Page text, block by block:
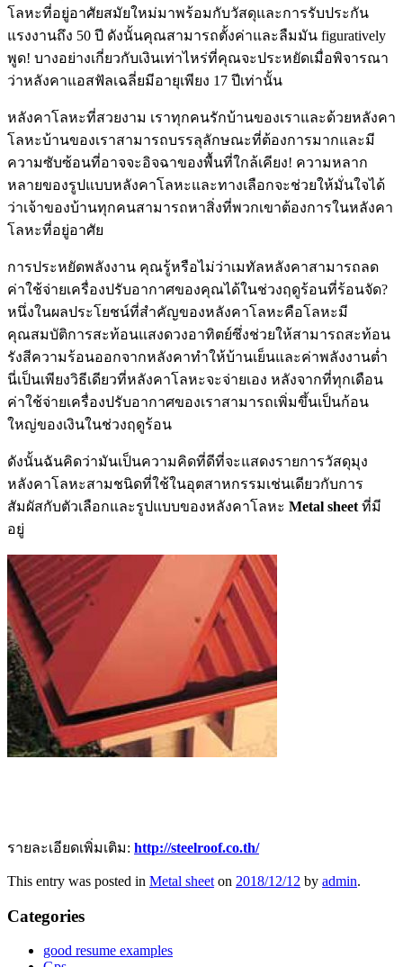
โลหะที่อยู่อาศัยสมัยใหม่มาพร้อมกับวัสดุและการรับประกัน
แรงงานถึง 50 ปี ดังนั้นคุณสามารถตั้งค่าและลืมมัน figuratively
พูด! บางอย่างเกี่ยวกับเงินเท่าไหร่ที่คุณจะประหยัดเมื่อพิจารณา
ว่าหลังคาแอสฟัลเฉลี่ยมีอายุเพียง 17 ปีเท่านั้น
หลังคาโลหะที่สวยงาม เราทุกคนรักบ้านของเราและด้วยหลังคา
โลหะบ้านของเราสามารถบรรลุลักษณะที่ต้องการมากและมี
ความซับซ้อนที่อาจจะอิจฉาของพื้นที่ใกล้เคียง! ความหลาก
หลายของรูปแบบหลังคาโลหะและทางเลือกจะช่วยให้มั่นใจได้
ว่าเจ้าของบ้านทุกคนสามารถหาสิ่งที่พวกเขาต้องการในหลังคา
โลหะที่อยู่อาศัย
การประหยัดพลังงาน คุณรู้หรือไม่ว่าเมทัลหลังคาสามารถลด
ค่าใช้จ่ายเครื่องปรับอากาศของคุณได้ในช่วงฤดูร้อนที่ร้อนจัด?
หนึ่งในผลประโยชน์ที่สำคัญของหลังคาโลหะคือโลหะมี
คุณสมบัติการสะท้อนแสงดวงอาทิตย์ซึ่งช่วยให้สามารถสะท้อน
รังสีความร้อนออกจากหลังคาทำให้บ้านเย็นและค่าพลังงานต่ำ
นี่เป็นเพียงวิธีเดียวที่หลังคาโลหะจะจ่ายเอง หลังจากที่ทุกเดือน
ค่าใช้จ่ายเครื่องปรับอากาศของเราสามารถเพิ่มขึ้นเป็นก้อน
ใหญ่ของเงินในช่วงฤดูร้อน
ดังนั้นฉันคิดว่ามันเป็นความคิดที่ดีที่จะแสดงรายการวัสดุมุง
หลังคาโลหะสามชนิดที่ใช้ในอุตสาหกรรมเช่นเดียวกับการ
สัมผัสกับตัวเลือกและรูปแบบของหลังคาโลหะ Metal sheet ที่มี
อยู่
รายละเอียดเพิ่มเติม: http://steelroof.co.th/
This entry was posted in Metal sheet on 2018/12/12 by admin.
Categories
good resume examples